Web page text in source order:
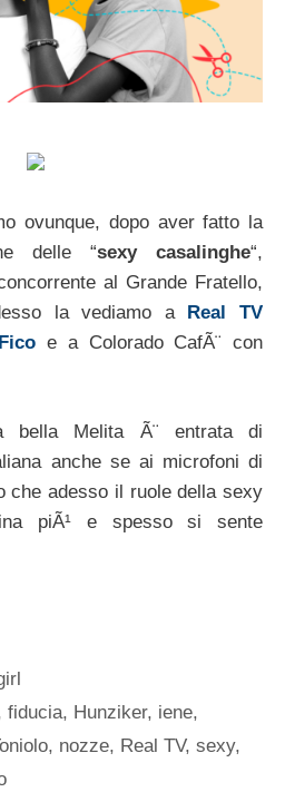
ovunque, dopo aver fatto la
delle “sexy casalinghe“,
al Grande Fratello,
la vediamo a
Real TV
e a Colorado CafÃ¨ con
bella Melita Ã¨ entrata di
anche se ai microfoni di
che adesso il ruole della sexy
piÃ¹ e spesso si sente
fiducia, Hunziker, iene,
, nozze, Real TV, sexy,